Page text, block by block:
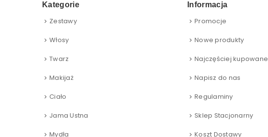
Kategorie
Zestawy
Włosy
Twarz
Makijaż
Ciało
Jama Ustna
Mydła
Informacja
Promocje
Nowe produkty
Najczęściej kupowane
Napisz do nas
Regulaminy
Sklep Stacjonarny
Koszt Dostawy